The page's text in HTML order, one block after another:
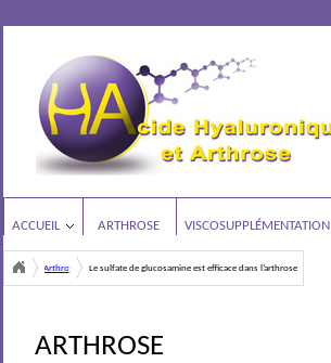
ACCUEIL ARTHROSE VISCOSUPPLÉMENTATION
Arthrose Le sulfate de glucosamine est efficace dans l’arthrose
ARTHROSE